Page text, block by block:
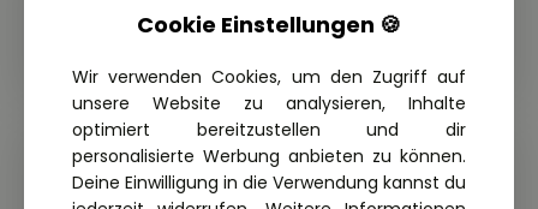
verhalten?Cookie Einstellungen 🍪
Wir verwenden Cookies, um den Zugriff auf
unsere Website zu analysieren, Inhalte
optimiert bereitzustellen und dir
personalisierte Werbung anbieten zu können.
Deine Einwilligung in die Verwendung kannst du